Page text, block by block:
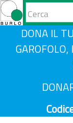
Form
di
ricerca
Cerca
DONA IL